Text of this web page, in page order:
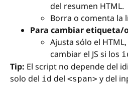
del resumen HTML.
Borra o comenta la
Para cambiar etiqueta/
Ajusta sólo el
cambiar el JS si los
Tip: El script no depende del
solo del id del <span> y del